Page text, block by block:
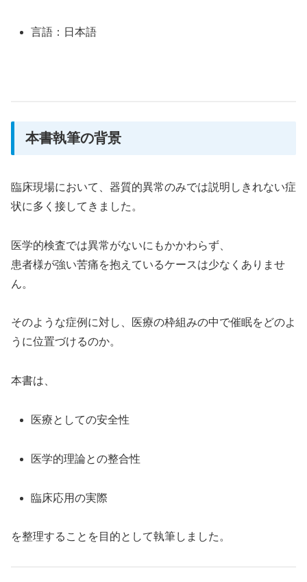
言語：日本語
本書執筆の背景
臨床現場において、器質的異常のみでは説明しきれない症
状に多く接してきました。
医学的検査では異常がないにもかかわらず、
患者様が強い苦痛を抱えているケースは少なくありませ
ん。
そのような症例に対し、医療の枠組みの中で催眠をどのよ
うに位置づけるのか。
本書は、
医療としての安全性
医学的理論との整合性
臨床応用の実際
を整理することを目的として執筆しました。